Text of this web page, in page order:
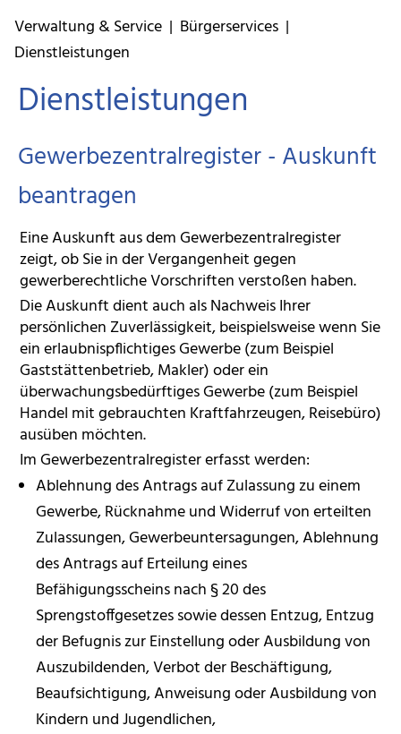
Verwaltung & Service| Bürgerservices|
Dienstleistungen
Dienstleistungen
Gewerbezentralregister - Auskunft
beantragen
Eine Auskunft aus dem Gewerbezentralregister
zeigt, ob Sie in der Vergangenheit gegen
gewerberechtliche Vorschriften verstoßen haben.
Die Auskunft dient auch als Nachweis Ihrer
persönlichen Zuverlässigkeit, beispielsweise wenn Sie
ein erlaubnispflichtiges Gewerbe (zum Beispiel
Gaststättenbetrieb, Makler) oder ein
überwachungsbedürftiges Gewerbe (zum Beispiel
Handel mit gebrauchten Kraftfahrzeugen, Reisebüro)
ausüben möchten.
Im Gewerbezentralregister erfasst werden:
Ablehnung des Antrags auf Zulassung zu einem
Gewerbe, Rücknahme und Widerruf von erteilten
Zulassungen, Gewerbeuntersagungen, Ablehnung
des Antrags auf Erteilung eines
Befähigungsscheins nach § 20 des
Sprengstoffgesetzes sowie dessen Entzug, Entzug
der Befugnis zur Einstellung oder Ausbildung von
Auszubildenden, Verbot der Beschäftigung,
Beaufsichtigung, Anweisung oder Ausbildung von
Kindern und Jugendlichen,